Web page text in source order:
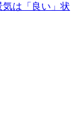
は「良い」状